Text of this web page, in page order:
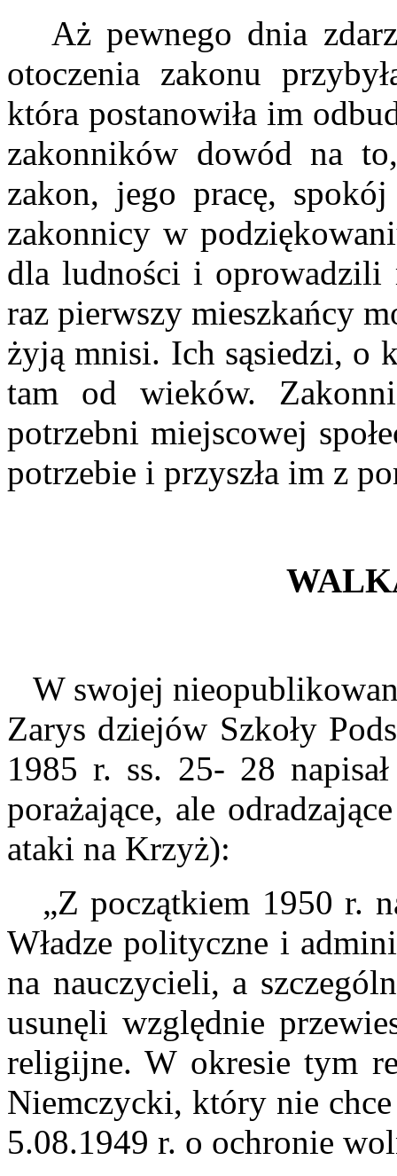
Aż pewnego dnia
otoczenia zakonu
która postanowiła im
zakonników dowód na
zakon, jego pracę,
zakonnicy w
dla ludności i oprowadzili
raz pierwszy mieszkańcy
żyją mnisi. Ich sąsiedzi, o
tam od wieków.
potrzebni miejscowej
potrzebie i przyszła im z
W swojej
Zarys dziejów Szkoły
1985 r. ss. 25- 28
porażające, ale
ataki na Krzyż):
„Z początkiem 1950 r.
Władze polityczne i
na nauczycieli, a
usunęli względnie
religijne. W okresie tym
Niemczycki, który nie
5.08.1949 r. o ochronie